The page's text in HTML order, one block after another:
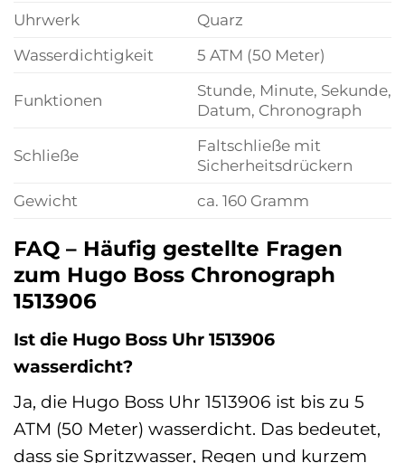
Uhrwerk
Quarz
Wasserdichtigkeit
5 ATM (50 Meter)
Funktionen
Stunde, Minute, Sekunde,
Datum, Chronograph
Schließe
Faltschließe mit
Sicherheitsdrückern
Gewicht
ca. 160 Gramm
FAQ – Häufig gestellte Fragen
zum Hugo Boss Chronograph
1513906
Ist die Hugo Boss Uhr 1513906
wasserdicht?
Ja, die Hugo Boss Uhr 1513906 ist bis zu 5
ATM (50 Meter) wasserdicht. Das bedeutet,
dass sie Spritzwasser, Regen und kurzem